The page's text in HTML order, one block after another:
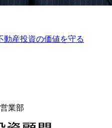
動産投資の価値を守る
業部